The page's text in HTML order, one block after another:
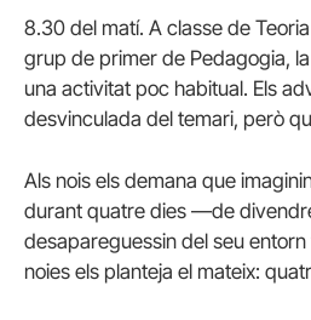
8.30 del matí. A classe de
grup de primer de Pedagogia,
una activitat poc habitual. Els
desvinculada del temari, però
Als nois els demana que
durant quatre dies —de
desapareguessin del seu
noies els planteja el mateix: